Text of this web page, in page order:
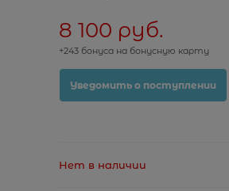
8 100 руб.
+243 бонуса на бонусную карту
Уведомить о поступлении
Нет в наличии